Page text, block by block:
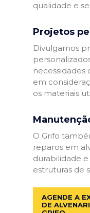
qualidade e
Projetos
Divulgamos
necessidades
em
os materiais
O Grifo
reparos em
durabilidade
estruturas de
AGENDE A
DE